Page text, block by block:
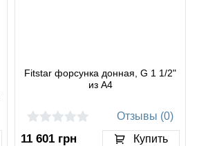
Fitstar форсунка донная, G 1 1/2"
из А4
Отзывы (0)
11 601 грн Купить